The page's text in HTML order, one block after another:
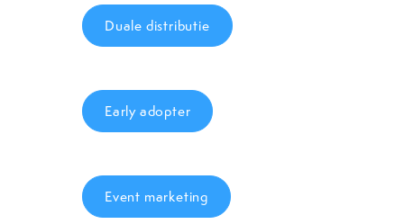
Duale distributie
Early adopter
Event marketing